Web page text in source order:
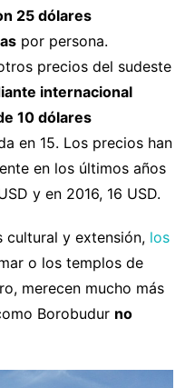
25 dólares
por persona.
precios del sudeste
internacional
10 dólares
en 15. Los precios han
en los últimos años
y en 2016, 16 USD.
cultural y extensión, los
o los templos de
merecen mucho más
Borobudur no